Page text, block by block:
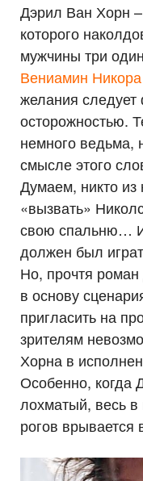
Дэрил Ван Хорн
которого
мужчины три
Вениамин Никора
желания
осторожностью.
немного ведьма,
смысле этого
Думаем, никто
«вызвать»
свою спальню…
должен был
Но, прочтя
в основу
пригласить на
зрителям
Хорна в
Особенно, когда
лохматый, весь в
рогов